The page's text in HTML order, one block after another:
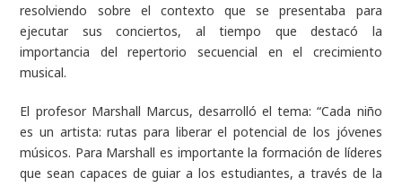
resolviendo sobre el contexto que se presentaba para
ejecutar sus conciertos, al tiempo que destacó la
importancia del repertorio secuencial en el crecimiento
musical.
El profesor Marshall Marcus, desarrolló el tema: “Cada niño
es un artista: rutas para liberar el potencial de los jóvenes
músicos. Para Marshall es importante la formación de líderes
que sean capaces de guiar a los estudiantes, a través de la